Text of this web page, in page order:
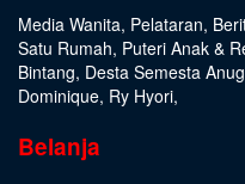
Media Wanita, Pelataran,
Satu Rumah, Puteri Anak &
Bintang, Desta Semesta
Dominique, Ry Hyori,
Belanja